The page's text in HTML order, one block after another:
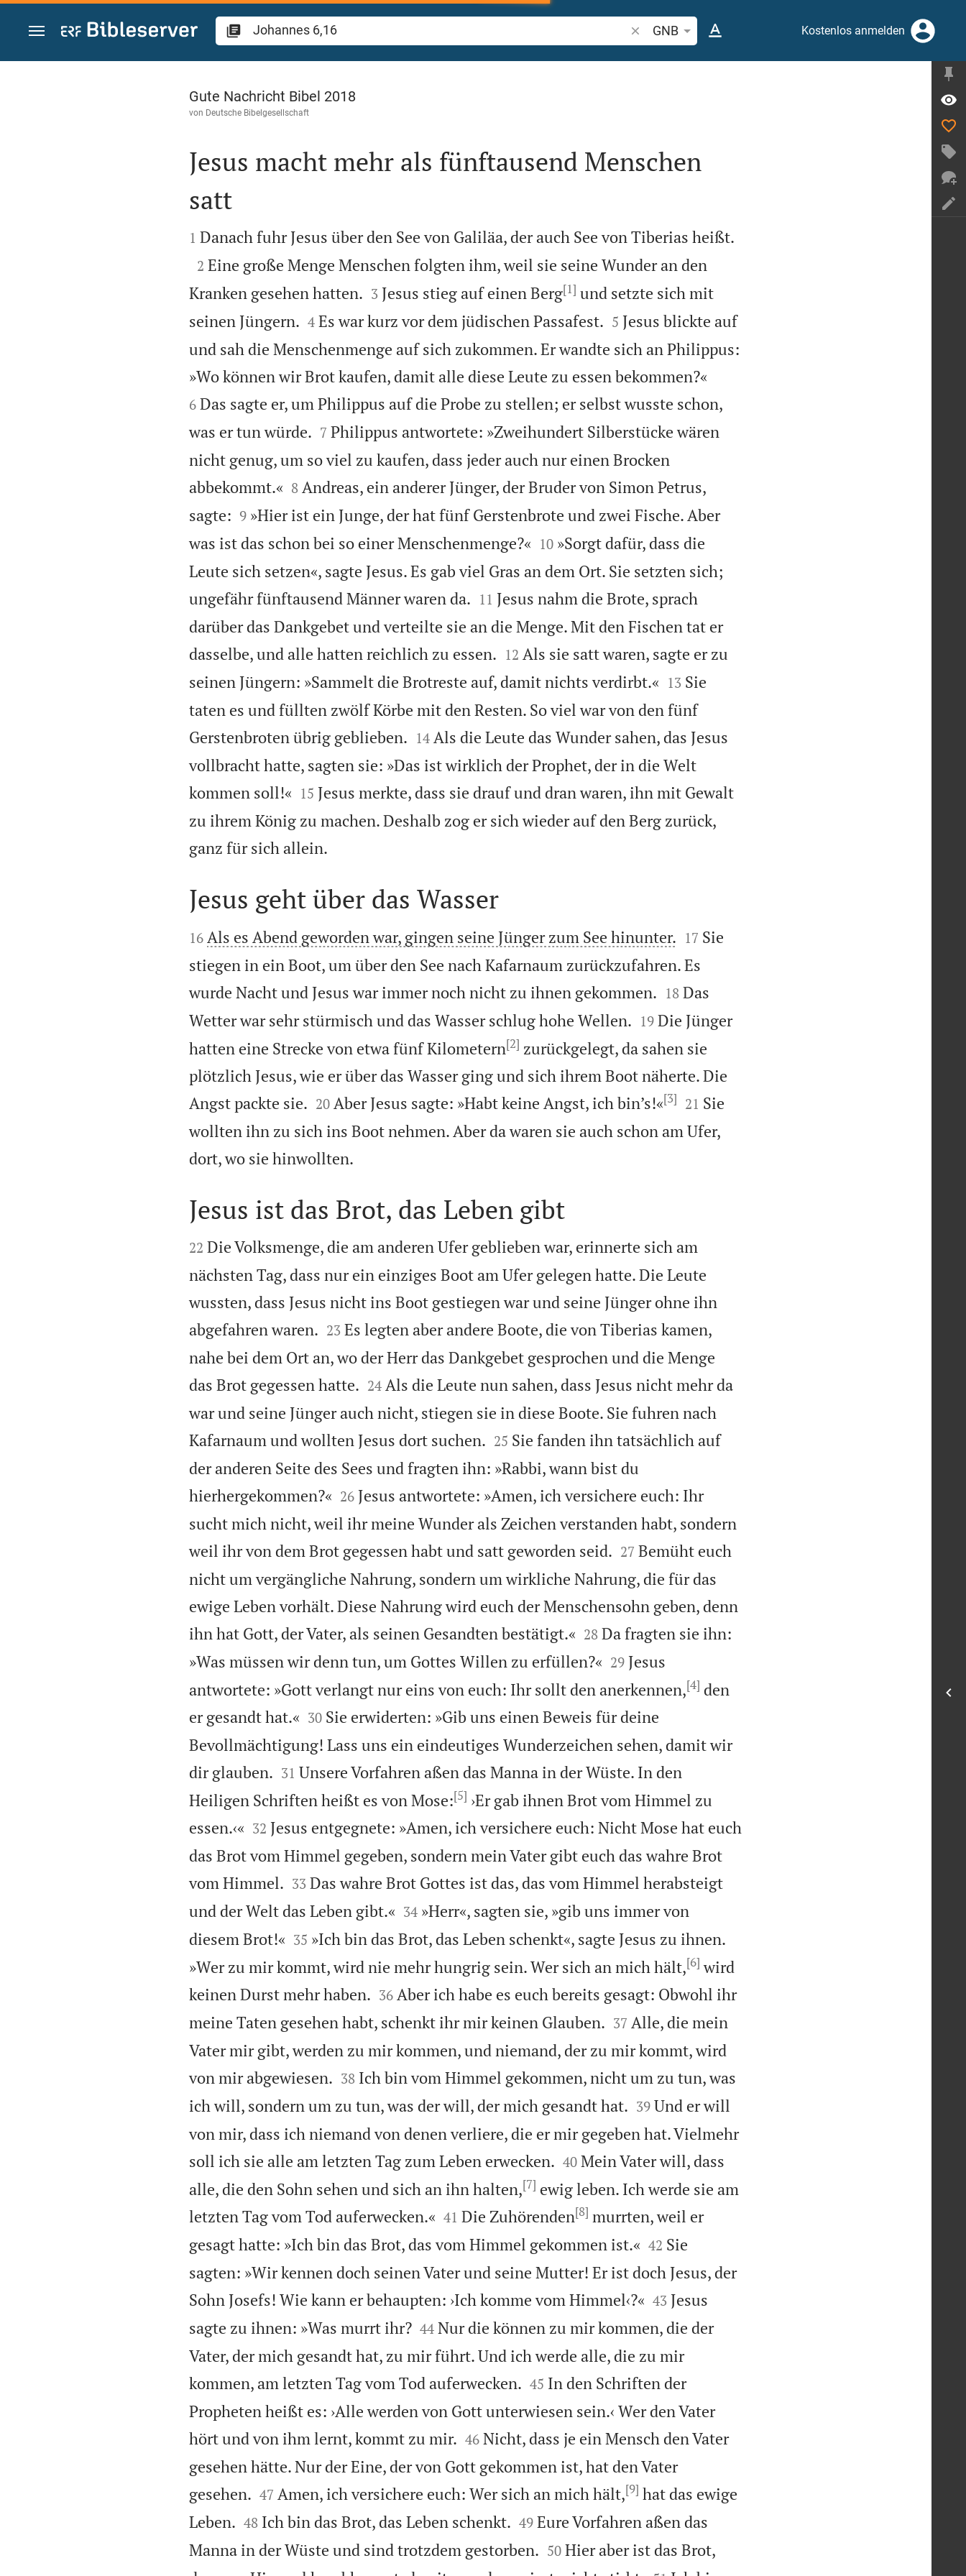
Zum Inhalt springen
Bibelstelle oder Begriff suchen
GNB Kostenlos anmelden
Johannes 6
Gute Nachricht Bibel 2018
von Deutsche Bibelgesellschaft

Jesus macht mehr als fünftausend Menschen
satt

1 Danach fuhr Jesus über den See von Galiläa, der auch See von Tiberias heißt.

2 Eine große Menge Menschen folgten ihm, weil sie seine Wunder an den
Kranken gesehen hatten.
3 Jesus stieg auf einen Berg[1] und setzte sich mit
seinen Jüngern.
4 Es war kurz vor dem jüdischen Passafest.
5 Jesus blickte auf
und sah die Menschenmenge auf sich zukommen. Er wandte sich an Philippus:
»Wo können wir Brot kaufen, damit alle diese Leute zu essen bekommen?«
6 Das sagte er, um Philippus auf die Probe zu stellen; er selbst wusste schon,
was er tun würde.
7 Philippus antwortete: »Zweihundert Silberstücke wären
nicht genug, um so viel zu kaufen, dass jeder auch nur einen Brocken
abbekommt.«
8 Andreas, ein anderer Jünger, der Bruder von Simon Petrus,
sagte:
9 »Hier ist ein Junge, der hat fünf Gerstenbrote und zwei Fische. Aber
was ist das schon bei so einer Menschenmenge?«
10 »Sorgt dafür, dass die
Leute sich setzen«, sagte Jesus. Es gab viel Gras an dem Ort. Sie setzten sich;
ungefähr fünftausend Männer waren da.
11 Jesus nahm die Brote, sprach
darüber das Dankgebet und verteilte sie an die Menge. Mit den Fischen tat er
dasselbe, und alle hatten reichlich zu essen.
12 Als sie satt waren, sagte er zu
seinen Jüngern: »Sammelt die Brotreste auf, damit nichts verdirbt.«
13 Sie
taten es und füllten zwölf Körbe mit den Resten. So viel war von den fünf
Gerstenbroten übrig geblieben.
14 Als die Leute das Wunder sahen, das Jesus
vollbracht hatte, sagten sie: »Das ist wirklich der Prophet, der in die Welt
kommen soll!«
15 Jesus merkte, dass sie drauf und dran waren, ihn mit Gewalt
zu ihrem König zu machen. Deshalb zog er sich wieder auf den Berg zurück,
ganz für sich allein.

Jesus geht über das Wasser

16 Als es Abend geworden war, gingen seine Jünger zum See hinunter.
17 Sie
stiegen in ein Boot, um über den See nach Kafarnaum zurückzufahren. Es
wurde Nacht und Jesus war immer noch nicht zu ihnen gekommen.
18 Das
Wetter war sehr stürmisch und das Wasser schlug hohe Wellen.
19 Die Jünger
hatten eine Strecke von etwa fünf Kilometern[2] zurückgelegt, da sahen sie
plötzlich Jesus, wie er über das Wasser ging und sich ihrem Boot näherte. Die
Angst packte sie.
20 Aber Jesus sagte: »Habt keine Angst, ich bin’s!«[3]
21 Sie
wollten ihn zu sich ins Boot nehmen. Aber da waren sie auch schon am Ufer,
dort, wo sie hinwollten.

Jesus ist das Brot, das Leben gibt

22 Die Volksmenge, die am anderen Ufer geblieben war, erinnerte sich am
nächsten Tag, dass nur ein einziges Boot am Ufer gelegen hatte. Die Leute
wussten, dass Jesus nicht ins Boot gestiegen war und seine Jünger ohne ihn
abgefahren waren.
23 Es legten aber andere Boote, die von Tiberias kamen,
nahe bei dem Ort an, wo der Herr das Dankgebet gesprochen und die Menge
das Brot gegessen hatte.
24 Als die Leute nun sahen, dass Jesus nicht mehr da
war und seine Jünger auch nicht, stiegen sie in diese Boote. Sie fuhren nach
Kafarnaum und wollten Jesus dort suchen.
25 Sie fanden ihn tatsächlich auf
der anderen Seite des Sees und fragten ihn: »Rabbi, wann bist du
hierhergekommen?«
26 Jesus antwortete: »Amen, ich versichere euch: Ihr
sucht mich nicht, weil ihr meine Wunder als Zeichen verstanden habt, sondern
weil ihr von dem Brot gegessen habt und satt geworden seid.
27 Bemüht euch
nicht um vergängliche Nahrung, sondern um wirkliche Nahrung, die für das
ewige Leben vorhält. Diese Nahrung wird euch der Menschensohn geben, denn
ihn hat Gott, der Vater, als seinen Gesandten bestätigt.«
28 Da fragten sie ihn:
»Was müssen wir denn tun, um Gottes Willen zu erfüllen?«
29 Jesus
antwortete: »Gott verlangt nur eins von euch: Ihr sollt den anerkennen,[4] den
er gesandt hat.«
30 Sie erwiderten: »Gib uns einen Beweis für deine
Bevollmächtigung! Lass uns ein eindeutiges Wunderzeichen sehen, damit wir
dir glauben.
31 Unsere Vorfahren aßen das Manna in der Wüste. In den
Heiligen Schriften heißt es von Mose:[5] ›Er gab ihnen Brot vom Himmel zu
essen.‹«
32 Jesus entgegnete: »Amen, ich versichere euch: Nicht Mose hat euch
das Brot vom Himmel gegeben, sondern mein Vater gibt euch das wahre Brot
vom Himmel.
33 Das wahre Brot Gottes ist das, das vom Himmel herabsteigt
und der Welt das Leben gibt.«
34 »Herr«, sagten sie, »gib uns immer von
diesem Brot!«
35 »Ich bin das Brot, das Leben schenkt«, sagte Jesus zu ihnen.
»Wer zu mir kommt, wird nie mehr hungrig sein. Wer sich an mich hält,[6] wird
keinen Durst mehr haben.
36 Aber ich habe es euch bereits gesagt: Obwohl ihr
meine Taten gesehen habt, schenkt ihr mir keinen Glauben.
37 Alle, die mein
Vater mir gibt, werden zu mir kommen, und niemand, der zu mir kommt, wird
von mir abgewiesen.
38 Ich bin vom Himmel gekommen, nicht um zu tun, was
ich will, sondern um zu tun, was der will, der mich gesandt hat.
39 Und er will
von mir, dass ich niemand von denen verliere, die er mir gegeben hat. Vielmehr
soll ich sie alle am letzten Tag zum Leben erwecken.
40 Mein Vater will, dass
alle, die den Sohn sehen und sich an ihn halten,[7] ewig leben. Ich werde sie am
letzten Tag vom Tod auferwecken.«
41 Die Zuhörenden[8] murrten, weil er
gesagt hatte: »Ich bin das Brot, das vom Himmel gekommen ist.«
42 Sie
sagten: »Wir kennen doch seinen Vater und seine Mutter! Er ist doch Jesus, der
Sohn Josefs! Wie kann er behaupten: ›Ich komme vom Himmel‹?«
43 Jesus
sagte zu ihnen: »Was murrt ihr?
44 Nur die können zu mir kommen, die der
Vater, der mich gesandt hat, zu mir führt. Und ich werde alle, die zu mir
kommen, am letzten Tag vom Tod auferwecken.
45 In den Schriften der
Propheten heißt es: ›Alle werden von Gott unterwiesen sein.‹ Wer den Vater
hört und von ihm lernt, kommt zu mir.
46 Nicht, dass je ein Mensch den Vater
gesehen hätte. Nur der Eine, der von Gott gekommen ist, hat den Vater
gesehen.
47 Amen, ich versichere euch: Wer sich an mich hält,[9] hat das ewige
Leben.
48 Ich bin das Brot, das Leben schenkt.
49 Eure Vorfahren aßen das
Manna in der Wüste und sind trotzdem gestorben.
50 Hier aber ist das Brot,